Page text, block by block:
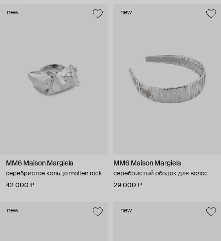
new
MM6 Maison Margiela
серебристое кольцо molten rock
42 000 ₽
new
MM6 Maison Margiela
серебристый ободок для волос
29 000 ₽
new new